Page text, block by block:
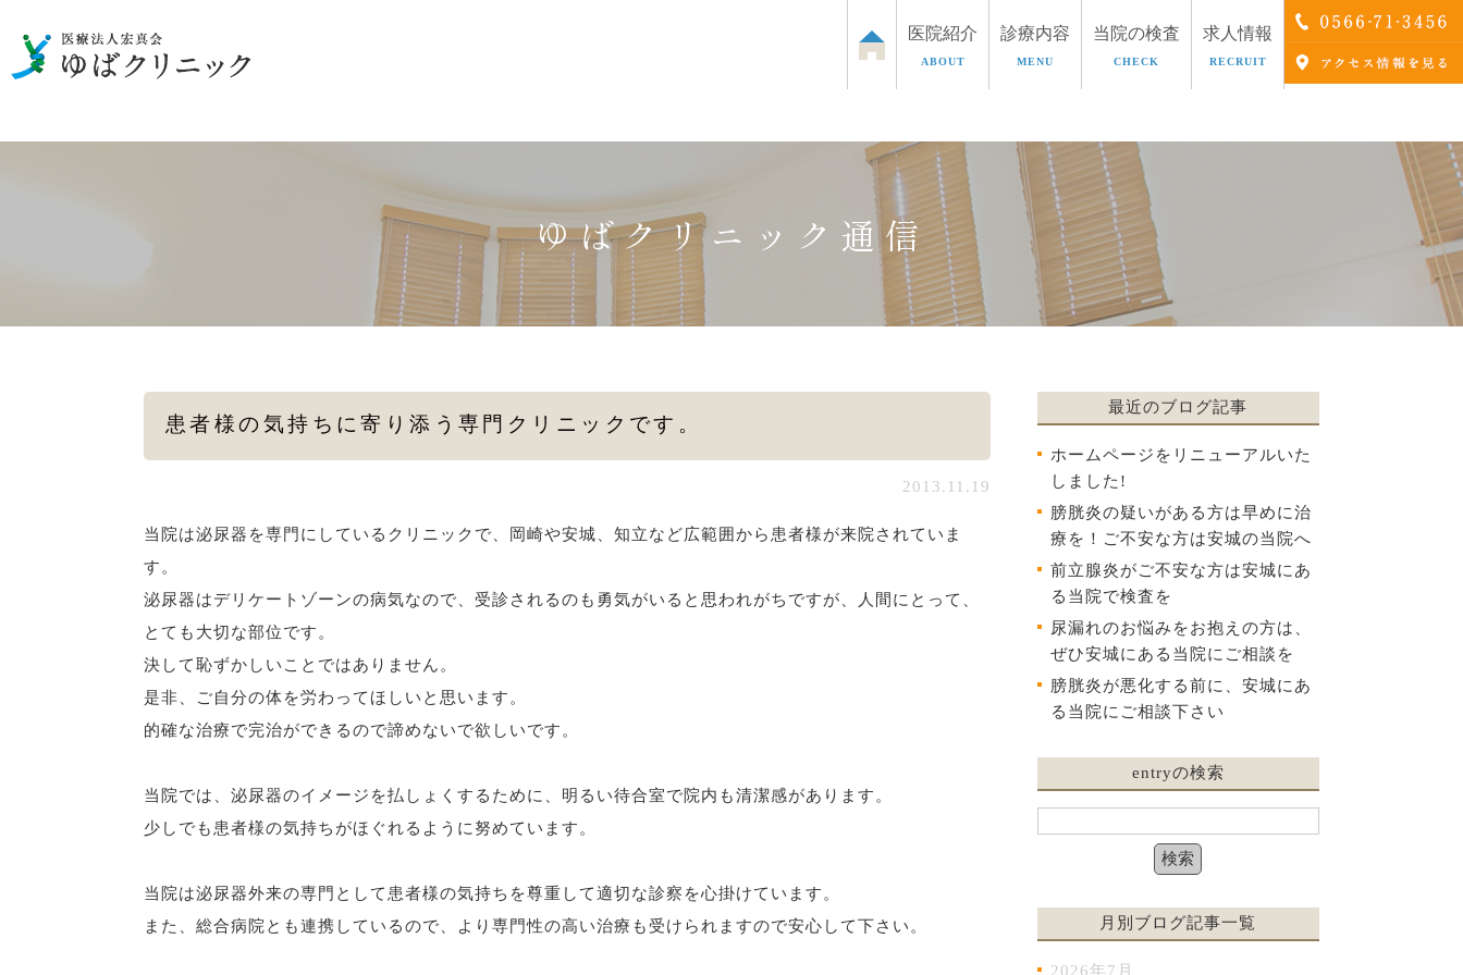
医院紹介
ABOUT
診療内容
MENU
女性の泌尿器のお悩み お子さまの泌尿器のお悩み ED治療
AGA治療
当院の検査
CHECK
性病の検査・治療
求人情報
RECRUIT
ゆばクリニック通信
患者様の気持ちに寄り添う専門クリニックです。
2013.11.19
当院は泌尿器を専門にしているクリニックで、岡崎や安城、知立など広範囲から患者様が来院されていま
す。
泌尿器はデリケートゾーンの病気なので、受診されるのも勇気がいると思われがちですが、人間にとって、
とても大切な部位です。
決して恥ずかしいことではありません。
是非、ご自分の体を労わってほしいと思います。
的確な治療で完治ができるので諦めないで欲しいです。
当院では、泌尿器のイメージを払しょくするために、明るい待合室で院内も清潔感があります。
少しでも患者様の気持ちがほぐれるように努めています。
当院は泌尿器外来の専門として患者様の気持ちを尊重して適切な診察を心掛けています。
また、総合病院とも連携しているので、より専門性の高い治療も受けられますので安心して下さい。
最近のブログ記事
ホームページをリニューアルいた
しました!
膀胱炎の疑いがある方は早めに治
療を！ご不安な方は安城の当院へ
前立腺炎がご不安な方は安城にあ
る当院で検査を
尿漏れのお悩みをお抱えの方は、
ぜひ安城にある当院にご相談を
膀胱炎が悪化する前に、安城にあ
る当院にご相談下さい
entryの検索
月別ブログ記事一覧
2026年7月